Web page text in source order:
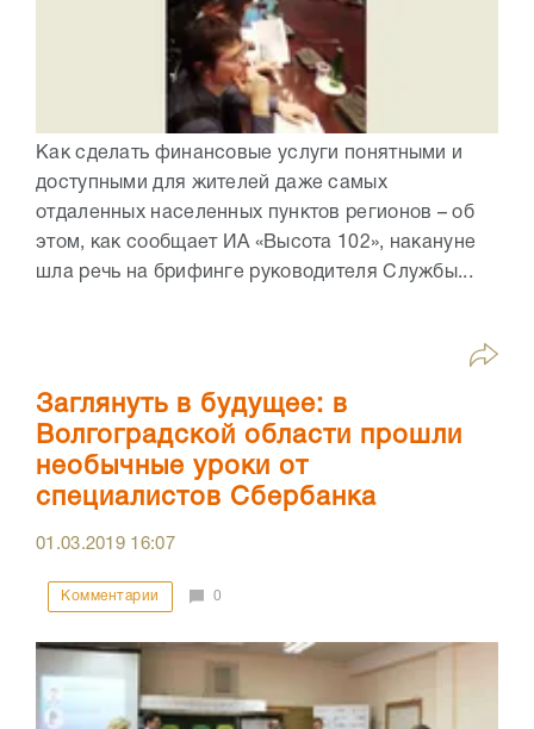
Как сделать финансовые услуги понятными и
доступными для жителей даже самых
отдаленных населенных пунктов регионов – об
этом, как сообщает ИА «Высота 102», накануне
шла речь на брифинге руководителя Службы...
Заглянуть в будущее: в
Волгоградской области прошли
необычные уроки от
специалистов Сбербанка
01.03.2019 16:07
Комментарии 0